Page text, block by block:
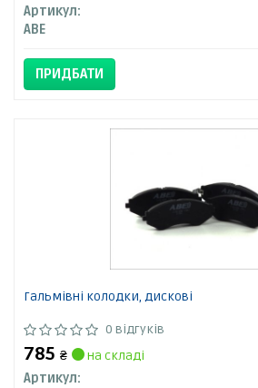
Артикул:
ABE
ПРИДБАТИ
Гальмівні колодки, дискові
0 відгуків
785 ₴
на складі
Артикул: